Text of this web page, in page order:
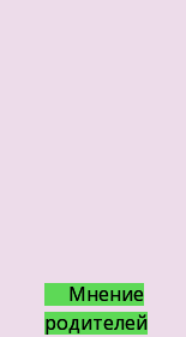
Мнение
родителей